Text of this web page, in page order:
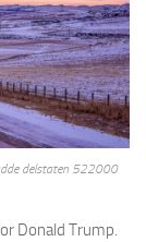
delstaten 522000
Donald Trump.